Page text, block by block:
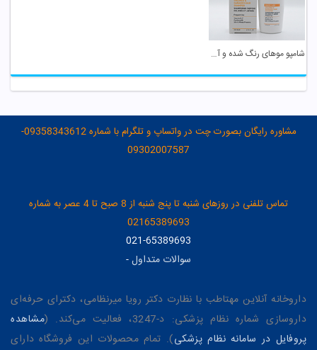
شامپو موهای رنگ شده و آسیب دیده اریکه
مشاوره رایگان بصورت چت در واتساپ و تلگرام با شماره 09358343612-
09302007587
تماس تلفنی در روزهای شنبه تا پنج شنبه از 8 صبح تا 4 عصر به شماره
02165389693
021-65389693
سوالات متداول-
داروخانه آنلاین مهتاطب با نظارت دکتر رویا میرنظامی، دکترای حرفه‌ای
داروسازی شماره نظام پزشکی: د-3247، فعالیت می‌کند. (
مشاهده
پروفایل در سامانه نظام پزشکی). تمام محصولات این فروشگاه دارای